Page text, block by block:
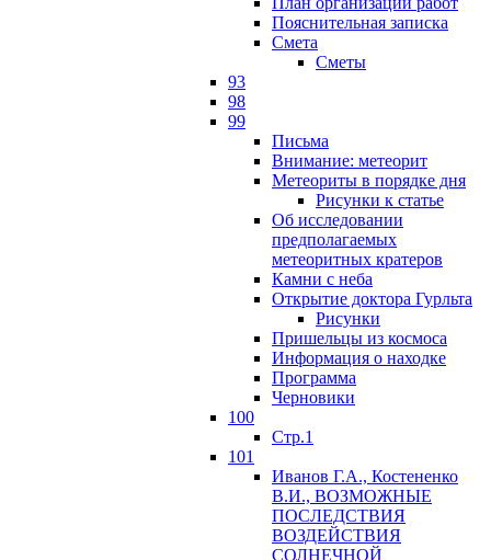
Пояснительная записка
Смета
Сметы
93
98
99
Письма
Внимание: метеорит
Метеориты в порядке дня
Рисунки к статье
Об исследовании
предполагаемых
метеоритных кратеров
Камни с неба
Открытие доктора Гурльта
Рисунки
Пришельцы из космоса
Информация о находке
Программа
Черновики
100
Стр.1
101
Иванов Г.А., Костененко
В.И., ВОЗМОЖНЫЕ
ПОСЛЕДСТВИЯ
ВОЗДЕЙСТВИЯ
СОЛНЕЧНОЙ